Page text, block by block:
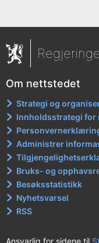
Om nettstedet
Strategi og
Innholdsstrategi for
Administrer
Bruks- og
Besøksstatistikk
Nyhetsvarsel
RSS